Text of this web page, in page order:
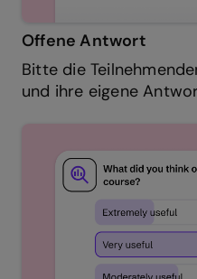
Offene Antwort
Bitte die
und ihre eigene